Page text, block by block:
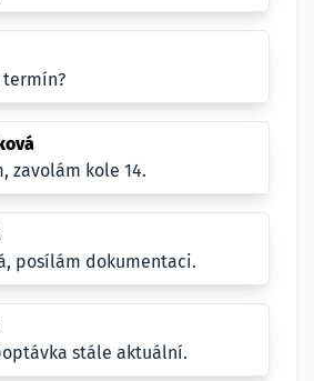
zavolám kole 14.
posílám dokumentaci.
stále aktuální.